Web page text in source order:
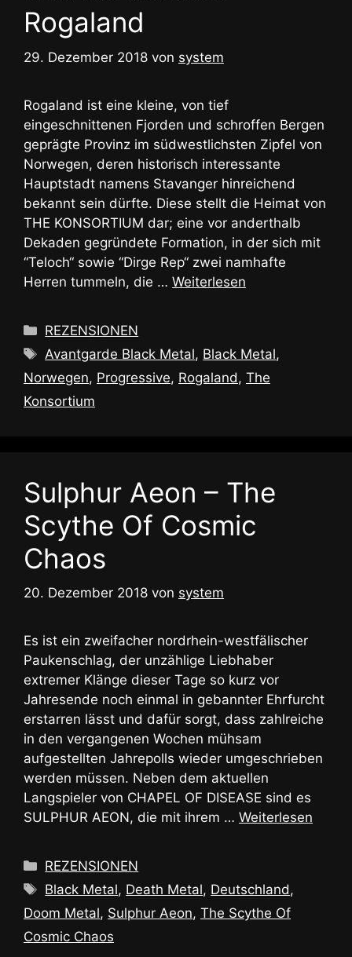
Rogaland
29. Dezember 2018 von system
Rogaland ist eine kleine, von tief
eingeschnittenen Fjorden und schroffen Bergen
geprägte Provinz im südwestlichsten Zipfel von
Norwegen, deren historisch interessante
Hauptstadt namens Stavanger hinreichend
bekannt sein dürfte. Diese stellt die Heimat von
THE KONSORTIUM dar; eine vor anderthalb
Dekaden gegründete Formation, in der sich mit
“Teloch“ sowie “Dirge Rep“ zwei namhafte
Herren tummeln, die … Weiterlesen
Kategorien
REZENSIONEN
Schlagwörter
Avantgarde Black Metal, Black Metal,
Norwegen, Progressive, Rogaland, The
Konsortium
Sulphur Aeon – The
Scythe Of Cosmic
Chaos
20. Dezember 2018 von system
Es ist ein zweifacher nordrhein-westfälischer
Paukenschlag, der unzählige Liebhaber
extremer Klänge dieser Tage so kurz vor
Jahresende noch einmal in gebannter Ehrfurcht
erstarren lässt und dafür sorgt, dass zahlreiche
in den vergangenen Wochen mühsam
aufgestellten Jahrepolls wieder umgeschrieben
werden müssen. Neben dem aktuellen
Langspieler von CHAPEL OF DISEASE sind es
SULPHUR AEON, die mit ihrem … Weiterlesen
Kategorien
REZENSIONEN
Schlagwörter
Black Metal, Death Metal, Deutschland,
Doom Metal, Sulphur Aeon, The Scythe Of
Cosmic Chaos